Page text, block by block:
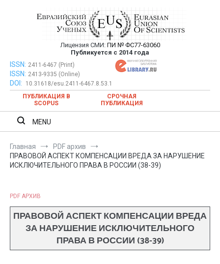
Евразийский Союз Ученых —
публикация научных статей в
ежемесячном научном журнале
Лицензия СМИ: ПИ № ФС77-63060
Публикуется с 2014 года
Евразийский Союз Ученых — публикация научных статей в
ежемесячном научном журнале
ISSN: 2411-6467 (Print)
ISSN: 2413-9335 (Online)
DOI:
10.31618/esu.2411-6467.8.53.1
ПУБЛИКАЦИЯ В
SCOPUS
СРОЧНАЯ
ПУБЛИКАЦИЯ
MENU
Главная
PDF архив
ПРАВОВОЙ АСПЕКТ КОМПЕНСАЦИИ ВРЕДА ЗА НАРУШЕНИЕ
ИСКЛЮЧИТЕЛЬНОГО ПРАВА В РОССИИ (38-39)
PDF АРХИВ
ПРАВОВОЙ АСПЕКТ КОМПЕНСАЦИИ ВРЕДА
ЗА НАРУШЕНИЕ ИСКЛЮЧИТЕЛЬНОГО
ПРАВА В РОССИИ (38-39)